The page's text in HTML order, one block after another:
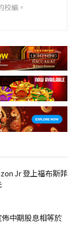
編。
Jr 登上福布斯菲
中期股息相等於